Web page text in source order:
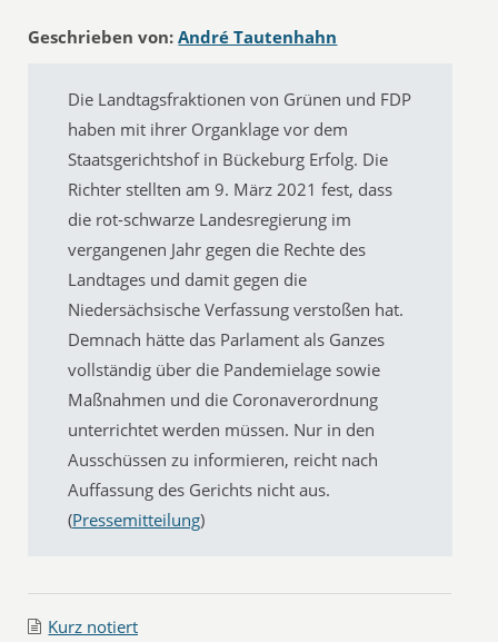
Geschrieben von: André Tautenhahn
Die Landtagsfraktionen von Grünen und FDP
haben mit ihrer Organklage vor dem
Staatsgerichtshof in Bückeburg Erfolg. Die
Richter stellten am 9. März 2021 fest, dass
die rot-schwarze Landesregierung im
vergangenen Jahr gegen die Rechte des
Landtages und damit gegen die
Niedersächsische Verfassung verstoßen hat.
Demnach hätte das Parlament als Ganzes
vollständig über die Pandemielage sowie
Maßnahmen und die Coronaverordnung
unterrichtet werden müssen. Nur in den
Ausschüssen zu informieren, reicht nach
Auffassung des Gerichts nicht aus.
(Pressemitteilung)
Kurz notiert